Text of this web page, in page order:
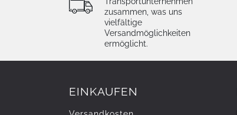
zusammen, was uns
vielfältige
Versandmöglichkeiten
ermöglicht.
EINKAUFEN